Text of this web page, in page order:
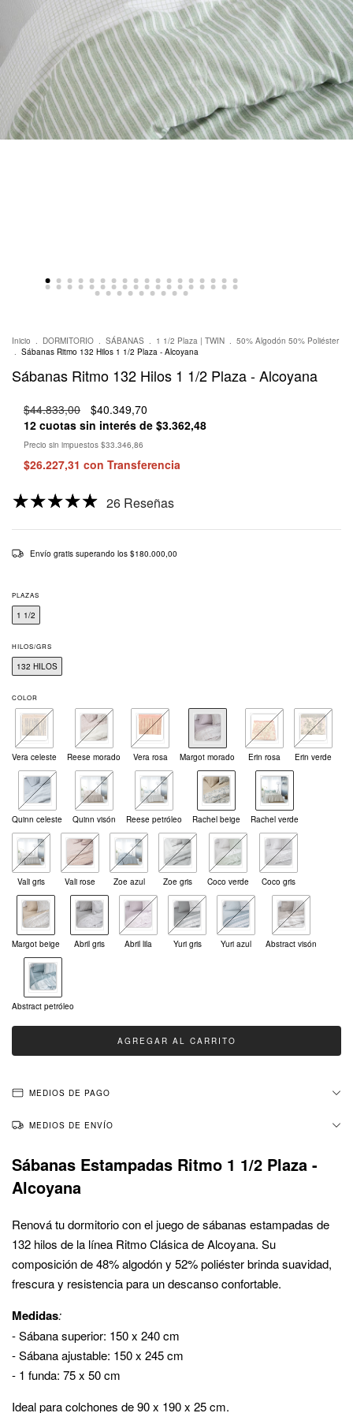
Inicio . DORMITORIO . SÁBANAS . 1 1/2 Plaza | TWIN . 50% Algodón 50% Poliéster
. Sábanas Ritmo 132 Hilos 1 1/2 Plaza - Alcoyana
Sábanas Ritmo 132 Hilos 1 1/2 Plaza - Alcoyana
$44.833,00
$40.349,70
12 cuotas sin interés de $3.362,48
Precio sin impuestos $33.346,86
$26.227,31 con Transferencia
26 Reseñas
Envío gratis superando los $180.000,00
PLAZAS
1 1/2
HILOS/GRS
132 HILOS
COLOR
Vera celeste Reese morado Vera rosa Margot morado Erin rosa Erin verde
Quinn celeste Quinn visón Reese petróleo Rachel beige Rachel verde
Vali gris Vali rose Zoe azul Zoe gris Coco verde Coco gris
Margot beige Abril gris Abril lila Yuri gris Yuri azul Abstract visón
Abstract petróleo
MEDIOS DE PAGO
MEDIOS DE ENVÍO
Sábanas Estampadas Ritmo 1 1/2 Plaza -
Alcoyana
Renová tu dormitorio con el juego de sábanas estampadas de
132 hilos de la línea Ritmo Clásica de Alcoyana. Su
composición de 48% algodón y 52% poliéster brinda suavidad,
frescura y resistencia para un descanso confortable.
Medidas:
- Sábana superior: 150 x 240 cm
- Sábana ajustable: 150 x 245 cm
- 1 funda: 75 x 50 cm
Ideal para colchones de 90 x 190 x 25 cm.